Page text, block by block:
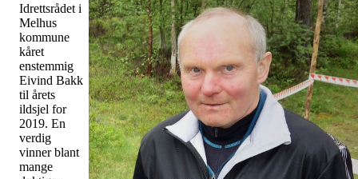
Idrettsrådet i
Melhus
kommune
kåret
enstemmig
Eivind Bakk
til årets
ildsjel for
2019. En
verdig
vinner blant
mange